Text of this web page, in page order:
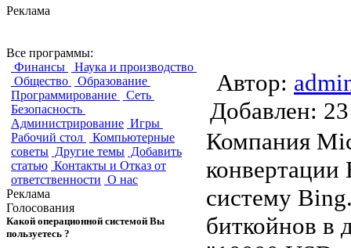
Реклама
Все программы:
Финансы
Наука и производство
Общество
Образование
Программирование
Сеть
Безопасность
Администрирование Игры
Рабочий стол
Компьютерные
советы Другие темы Добавить
статью Контакты и Отказ от
ответственности О нас
Реклама
Голосования
Какой операционной системой Вы
пользуетесь ?
Автор:
Компания
систему
биткойнов в